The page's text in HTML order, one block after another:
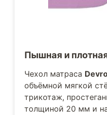
Пышная и
Чехол матраса
объёмной мягкой
трикотаж,
толщиной 20 мм и